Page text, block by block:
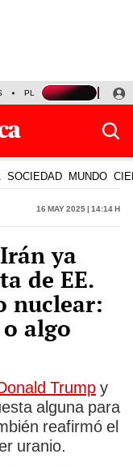
PLAZA VEA
SOCIEDAD MUNDO
16 May 2025 | 14:14 h
ya
de EE.
nuclear:
algo
Trump y
alguna para
reafirmó el
uranio.